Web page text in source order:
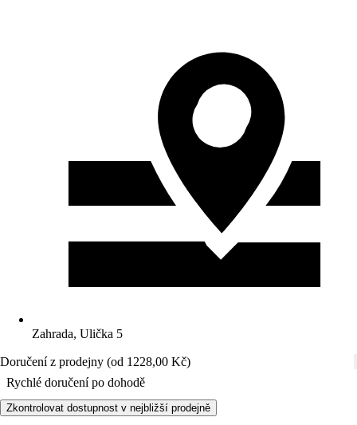
Zahrada, Ulička 5
Doručení z prodejny (od 1228,00 Kč)
Rychlé doručení po dohodě
Zkontrolovat dostupnost v nejbližší prodejně